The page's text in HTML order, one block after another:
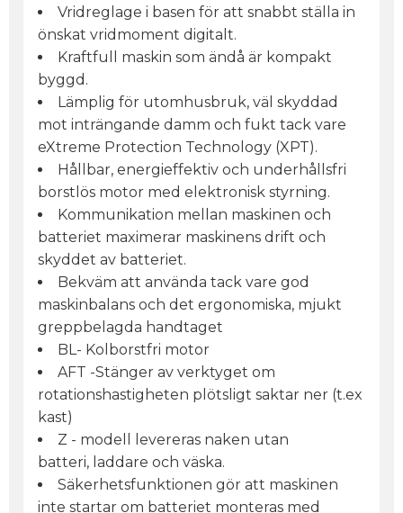
Vridreglage i basen för att snabbt ställa in
önskat vridmoment digitalt.
Kraftfull maskin som ändå är kompakt
byggd.
Lämplig för utomhusbruk, väl skyddad
mot inträngande damm och fukt tack vare
eXtreme Protection Technology (XPT).
Hållbar, energieffektiv och underhållsfri
borstlös motor med elektronisk styrning.
Kommunikation mellan maskinen och
batteriet maximerar maskinens drift och
skyddet av batteriet.
Bekväm att använda tack vare god
maskinbalans och det ergonomiska, mjukt
greppbelagda handtaget
BL- Kolborstfri motor
AFT -Stänger av verktyget om
rotationshastigheten plötsligt saktar ner (t.ex
kast)
Z - modell levereras naken utan
batteri, laddare och väska.
Säkerhetsfunktionen gör att maskinen
inte startar om batteriet monteras med